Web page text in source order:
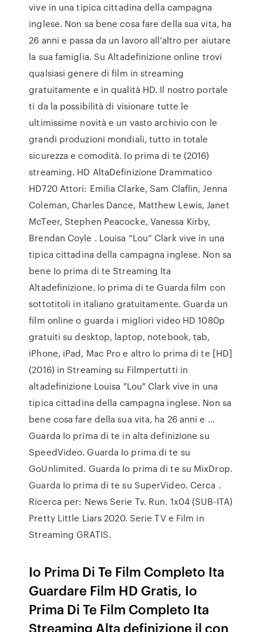
vive in una tipica cittadina della campagna
inglese. Non sa bene cosa fare della sua vita, ha
26 anni e passa da un lavoro all’altro per aiutare
la sua famiglia. Su Altadefinizione online trovi
qualsiasi genere di film in streaming
gratuitamente e in qualità HD. Il nostro portale
ti da la possibilità di visionare tutte le
ultimissime novità e un vasto archivio con le
grandi produzioni mondiali, tutto in totale
sicurezza e comodità. Io prima di te (2016)
streaming. HD AltaDefinizione Drammatico
HD720 Attori: Emilia Clarke, Sam Claflin, Jenna
Coleman, Charles Dance, Matthew Lewis, Janet
McTeer, Stephen Peacocke, Vanessa Kirby,
Brendan Coyle . Louisa “Lou” Clark vive in una
tipica cittadina della campagna inglese. Non sa
bene Io prima di te Streaming Ita
Altadefinizione. Io prima di te Guarda film con
sottotitoli in italiano gratuitamente. Guarda un
film online o guarda i migliori video HD 1080p
gratuiti su desktop, laptop, notebook, tab,
iPhone, iPad, Mac Pro e altro Io prima di te [HD]
(2016) in Streaming su Filmpertutti in
altadefinizione Louisa "Lou" Clark vive in una
tipica cittadina della campagna inglese. Non sa
bene cosa fare della sua vita, ha 26 anni e …
Guarda Io prima di te in alta definizione su
SpeedVideo. Guarda Io prima di te su
GoUnlimited. Guarda Io prima di te su MixDrop.
Guarda Io prima di te su SuperVideo. Cerca .
Ricerca per: News Serie Tv. Run. 1x04 (SUB-ITA)
Pretty Little Liars 2020. Serie TV e Film in
Streaming GRATIS.
Io Prima Di Te Film Completo Ita
Guardare Film HD Gratis, Io
Prima Di Te Film Completo Ita
Streaming Alta definizione il con